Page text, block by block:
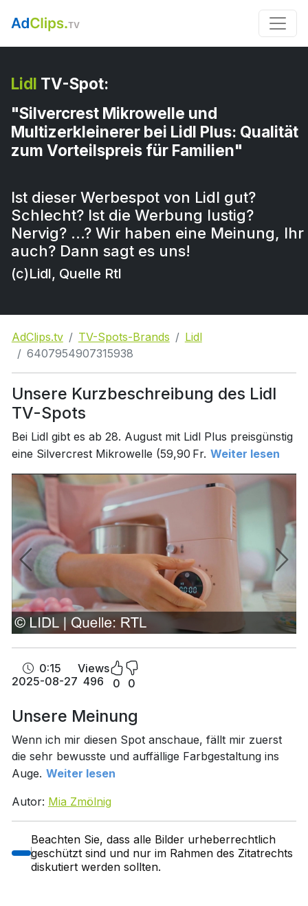
Lidl TV-Spot:
"Silvercrest Mikrowelle und
Multizerkleinerer bei Lidl Plus: Qualität
zum Vorteilspreis für Familien"
Ist dieser Werbespot von Lidl gut?
Schlecht? Ist die Werbung lustig?
Nervig? …? Wir haben eine Meinung, Ihr
auch? Dann sagt es uns!
(c)Lidl, Quelle Rtl
AdClips.tv TV-Spots-Brands
Lidl
6407954907315938
Unsere Kurzbeschreibung des Lidl
TV-Spots
Bei Lidl gibt es ab 28. August mit Lidl Plus preisgünstig
eine Silvercrest Mikrowelle (59,90 Fr. Weiter lesen
0:15
2025-08-27
Views
496
0 0
Unsere Meinung
Wenn ich mir diesen Spot anschaue, fällt mir zuerst
die sehr bewusste und auffällige Farbgestaltung ins
Auge. Weiter lesen
Autor: Mia Zmölnig
Beachten Sie, dass alle Bilder urheberrechtlich
geschützt sind und nur im Rahmen des Zitatrechts
diskutiert werden sollten.